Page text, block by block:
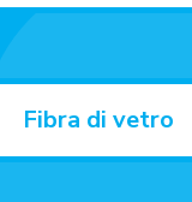
Fibra di vetro